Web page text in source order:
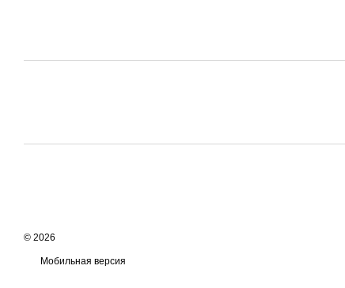
© 2026
Мобильная версия